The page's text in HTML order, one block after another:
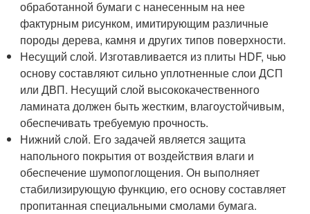
обработанной бумаги с нанесенным на нее
фактурным рисунком, имитирующим различные
породы дерева, камня и других типов поверхности.
Несущий слой. Изготавливается из плиты HDF, чью
основу составляют сильно уплотненные слои ДСП
или ДВП. Несущий слой высококачественного
ламината должен быть жестким, влагоустойчивым,
обеспечивать требуемую прочность.
Нижний слой. Его задачей является защита
напольного покрытия от воздействия влаги и
обеспечение шумопоглощения. Он выполняет
стабилизирующую функцию, его основу составляет
пропитанная специальными смолами бумага.